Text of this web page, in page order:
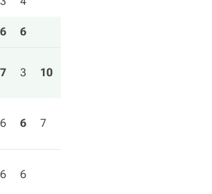
6 6
7 3 10
6 6 7
6 6